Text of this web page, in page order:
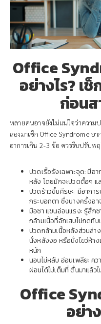
Office
อย่างไร?
ก่อน
หลายคนอาจยังไม่แน่ใจว่าความ
ลองมาเช็ก Office Syndrome อ
อาการเกิน 2-3 ข้อ ควรรีบปรับพ
ปวดเรื้อรังเฉพาะจุด: มีอ
หลัง โดยมักจะปวดตื้อๆ แ
ปวดร้าวขึ้นศีรษะ: มีอาก
กระบอกตา ซึ่งบางครั้งอ
มือชา แขนอ่อนแรง: รู้สึก
กล้ามเนื้อที่อักเสบไปกดทั
ปวดกล้ามเนื้อหลังส่วนล่า
นั่งหลังงอ หรือนั่งไขว่ห้าง
หนัก
นอนไม่หลับ อ่อนเพลีย: ค
ผ่อนได้ไม่เต็มที่ ตื่นมาแล้
Office
อย่า